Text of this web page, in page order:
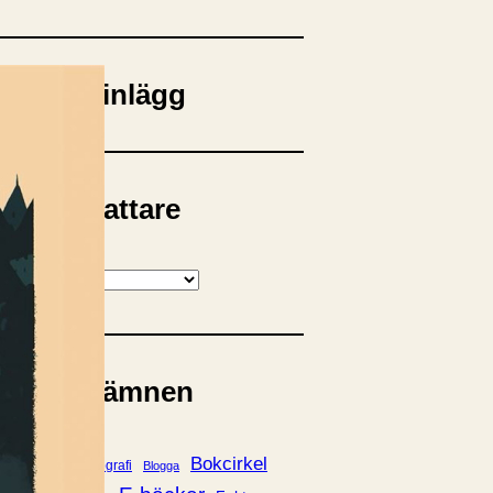
inlägg
författare
ämnen
Biografi Blogga Bokcirkel